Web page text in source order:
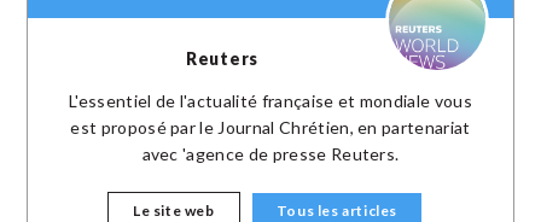
Reuters
L'essentiel de l'actualité française et mondiale vous
est proposé par le Journal Chrétien, en partenariat
avec 'agence de presse Reuters.
Le site web Tous les articles